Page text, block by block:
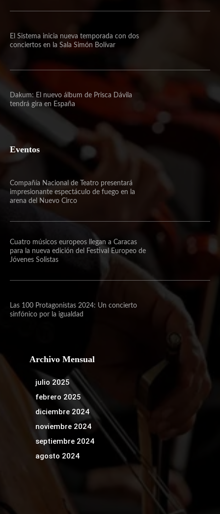
El Sistema inicia nueva temporada con dos
conciertos en la Sala Simón Bolívar
Dakum: El nuevo álbum de Prisca Dávila
tendrá gira en España
Eventos
Compañía Nacional de Teatro presentará
impresionante espectáculo de fuego en la
arena del Nuevo Circo
Cuatro músicos europeos llegan a Caracas
para la nueva edición del Festival Europeo de
Jóvenes Solistas
Las 100 Protagonistas 2024: Un concierto
sinfónico por la igualdad
Archivo Mensual
julio 2025
febrero 2025
diciembre 2024
noviembre 2024
septiembre 2024
agosto 2024